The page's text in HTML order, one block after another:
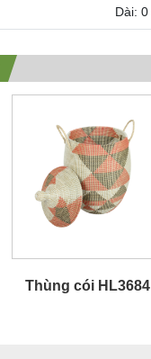
Dài:
Thùng cói HL3684